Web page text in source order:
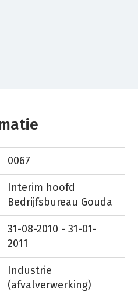
0067
Interim hoofd
Bedrijfsbureau Gouda
31-08-2010 - 31-01-
2011
Industrie
(afvalverwerking)